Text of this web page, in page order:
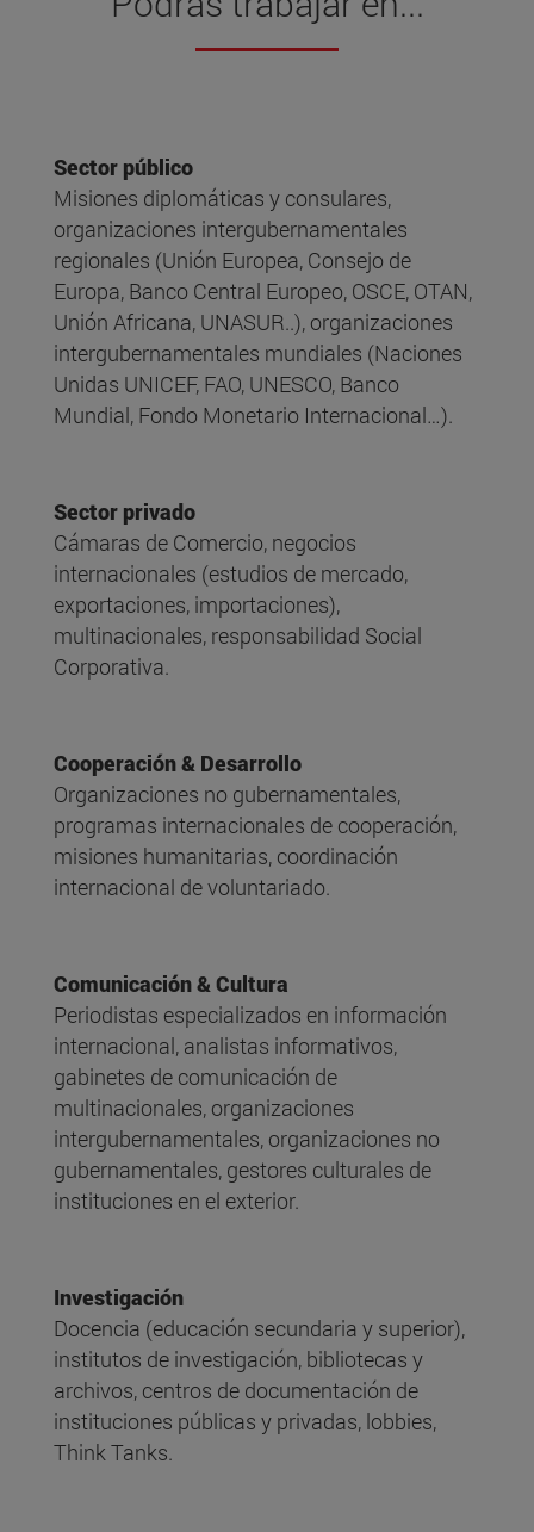
Sector público
Misiones diplomáticas y consulares,
organizaciones intergubernamentales
regionales (Unión Europea, Consejo de
Europa, Banco Central Europeo, OSCE, OTAN,
Unión Africana, UNASUR..), organizaciones
intergubernamentales mundiales (Naciones
Unidas UNICEF, FAO, UNESCO, Banco
Mundial, Fondo Monetario Internacional…).
Sector privado
Cámaras de Comercio, negocios
internacionales (estudios de mercado,
exportaciones, importaciones),
multinacionales, responsabilidad Social
Corporativa.
Cooperación & Desarrollo
Organizaciones no gubernamentales,
programas internacionales de cooperación,
misiones humanitarias, coordinación
internacional de voluntariado.
Comunicación & Cultura
Periodistas especializados en información
internacional, analistas informativos,
gabinetes de comunicación de
multinacionales, organizaciones
intergubernamentales, organizaciones no
gubernamentales, gestores culturales de
instituciones en el exterior.
Investigación
Docencia (educación secundaria y superior),
institutos de investigación, bibliotecas y
archivos, centros de documentación de
instituciones públicas y privadas, lobbies,
Think Tanks.